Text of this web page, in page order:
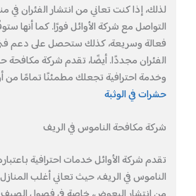
لذلك، إذا كنت تعاني من انتشار الفئران في
التواصل مع شركة الأوائل فورًا. كما أنها
فعالة وسريعة، كذلك ستحصل على دعم
الفئران مجددًا. أيضًا، تقدم شركة مكافحة
وخدمة احترافية تجعلك مطمئنًا تمامًا من
حشرات في الوثبة
شركة مكافحة الناموس في الريف
تقدم شركة الأوائل خدمات احترافية
الناموس في الريف، حيث تعاني أغلب المنازل